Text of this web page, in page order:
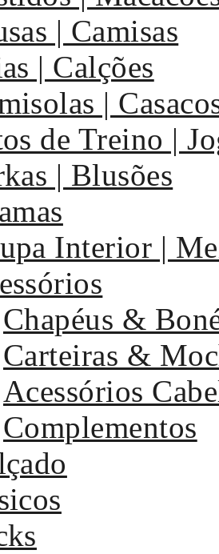
| Camisas
| Calções
|
de Treino |
| Blusões
Interior |
Chapéus &
Carteiras &
Acessórios
Complementos